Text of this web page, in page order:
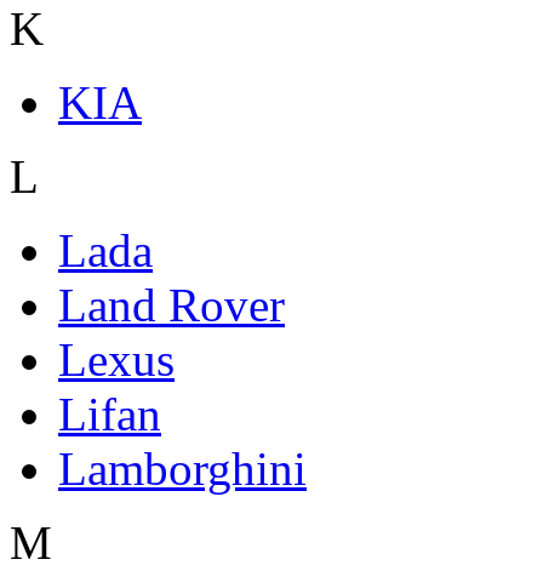
K
KIA
L
Lada
Land Rover
Lexus
Lifan
Lamborghini
M